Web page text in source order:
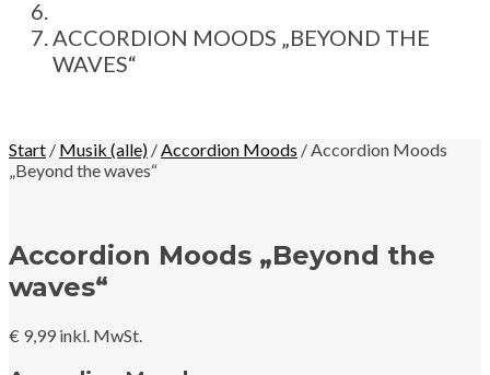
ACCORDION MOODS „BEYOND THE
WAVES“
Start / Musik (alle) / Accordion Moods / Accordion Moods
„Beyond the waves“
Accordion Moods „Beyond the
waves“
€ 9,99 inkl. MwSt.